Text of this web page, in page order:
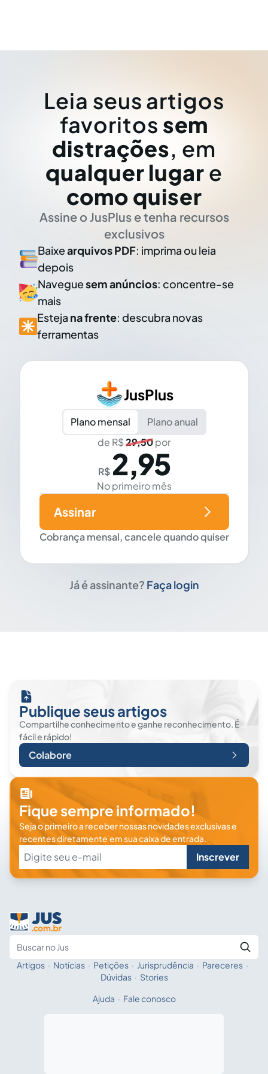
Leia seus artigos
favoritos sem
distrações, em
qualquer lugar e
como quiser
Assine o JusPlus e tenha recursos
exclusivos
Baixearquivos PDF: imprima ou leia
depois
Naveguesem anúncios: concentre-se
mais
Esteja na frente: descubra novas
ferramentas
JusPlus
Plano mensal
Plano anual
de R$29,50por
R$ 2,95
No primeiro mês
Cobrança mensal, cancele quando quiser
Assinar
Já é assinante? Faça login
Publique seus artigos
Compartilhe conhecimento e ganhe reconhecimento. É
fácil e rápido!
Colabore
Fique sempre informado!
Seja o primeiro a receber nossas novidades exclusivas e
recentes diretamente em sua caixa de entrada.
Inscrever
Fale com a IA
Artigos · Notícias · Petições · Jurisprudência · Pareceres ·
Dúvidas · Stories
Ajuda · Fale conosco